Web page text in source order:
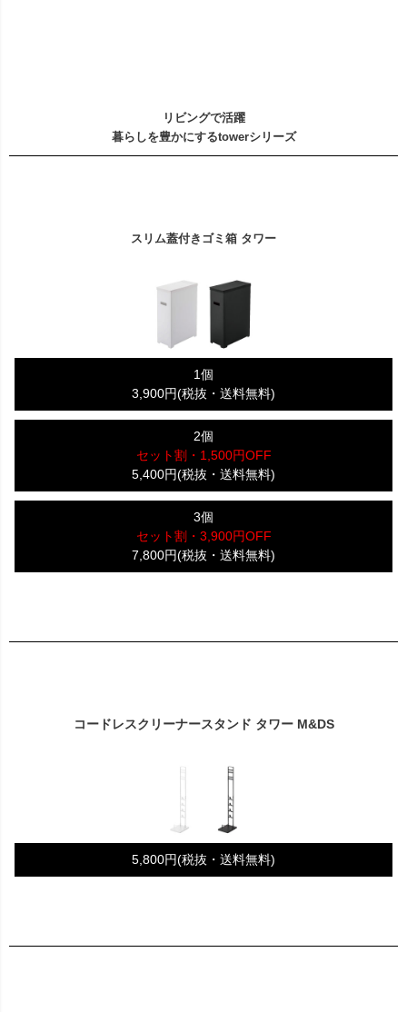
リビングで活躍
暮らしを豊かにするtowerシリーズ
スリム蓋付きゴミ箱 タワー
1個
3,900円(税抜・送料無料)
2個
セット割・1,500円OFF
5,400円(税抜・送料無料)
3個
セット割・3,900円OFF
7,800円(税抜・送料無料)
コードレスクリーナースタンド タワー M&DS
5,800円(税抜・送料無料)